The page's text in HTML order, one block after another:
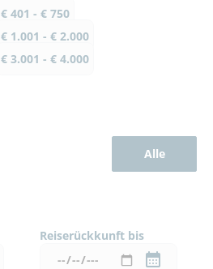
€ 401 - € 750
€ 1.001 - € 2.000
€ 3.001 - € 4.000
Alle
Reiserückkunft bis